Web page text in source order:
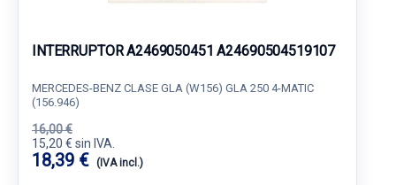
INTERRUPTOR A2469050451 A24690504519107
MERCEDES-BENZ CLASE GLA (W156) GLA 250 4-MATIC
(156.946)
16,00 €
15,20 € sin IVA.
18,39 € (IVA incl.)